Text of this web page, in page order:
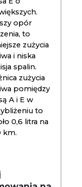
opór
to
zużycia
i niska
spalin.
zużycia
pomiędzy
A i E w
to
0,6 litra na
km.